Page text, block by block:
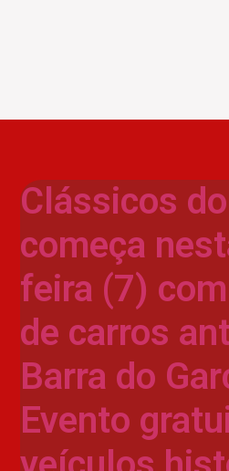
Clássicos
começa
feira (7)
de carros
Barra do
Evento